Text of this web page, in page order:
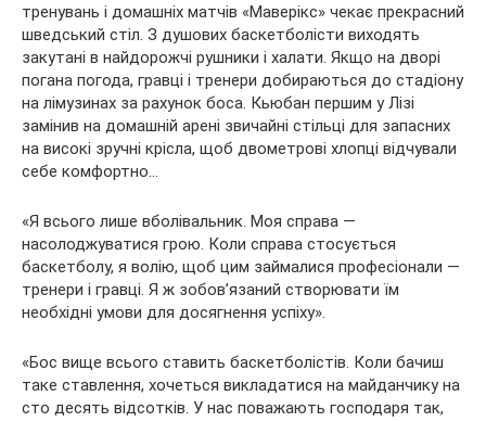
тренувань і домашніх матчів «Маверікс» чекає прекрасний
шведський стіл. З душових баскетболісти виходять
закутані в найдорожчі рушники і халати. Якщо на дворі
погана погода, гравці і тренери добираються до стадіону
на лімузинах за рахунок боса. Кьюбан першим у Лізі
замінив на домашній арені звичайні стільці для запасних
на високі зручні крісла, щоб двометрові хлопці відчували
себе комфортно…
«Я всього лише вболівальник. Моя справа —
насолоджуватися грою. Коли справа стосується
баскетболу, я волію, щоб цим займалися професіонали —
тренери і гравці. Я ж зобов’язаний створювати їм
необхідні умови для досягнення успіху».
«Бос вище всього ставить баскетболістів. Коли бачиш
таке ставлення, хочеться викладатися на майданчику на
сто десять відсотків. У нас поважають господаря так,